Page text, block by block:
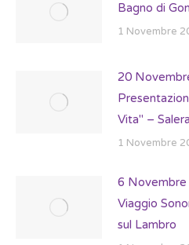
Bagno di
1 Novembre
20
Vita" –
1 Novembre
6 Novembre
Viaggio
sul Lambro